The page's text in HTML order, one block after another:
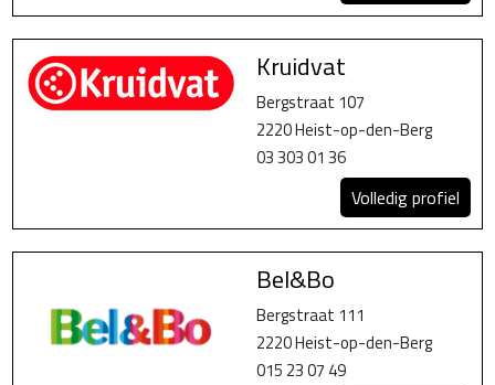
Kruidvat
Bergstraat 107
2220 Heist-op-den-Berg
03 303 01 36
Volledig profiel
Bel&Bo
Bergstraat 111
2220 Heist-op-den-Berg
015 23 07 49